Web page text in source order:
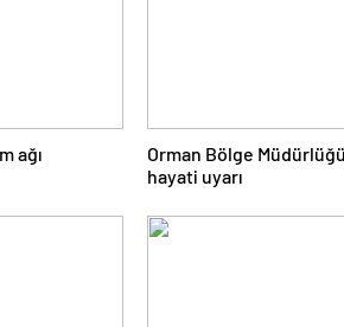
ağı
Orman Bölge
hayati uyarı